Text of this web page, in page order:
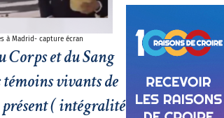
à Madrid- capture écran
Corps et du Sang
vivants de
( intégralité